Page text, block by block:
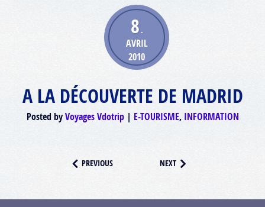
8 .
AVRIL
2010
A LA DÉCOUVERTE DE MADRID
Posted byVoyages Vdotrip E-TOURISME, INFORMATION
PREVIOUS NEXT